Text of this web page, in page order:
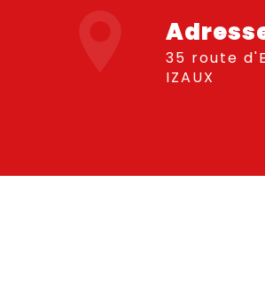
35 route d'Espagne 65250
IZAUX